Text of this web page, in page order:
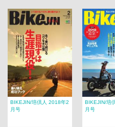
BIKEJIN/培倶人 2018年2
月号
BIKEJIN/培
月号